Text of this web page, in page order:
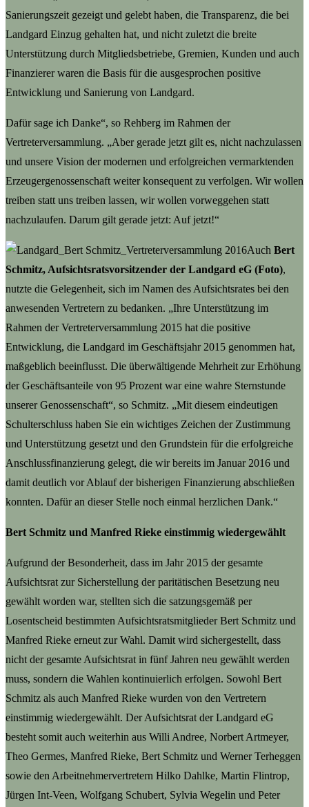
Sanierungszeit gezeigt und gelebt haben, die Transparenz, die bei
Landgard Einzug gehalten hat, und nicht zuletzt die breite
Unterstützung durch Mitgliedsbetriebe, Gremien, Kunden und auch
Finanzierer waren die Basis für die ausgesprochen positive
Entwicklung und Sanierung von Landgard.
Dafür sage ich Danke“, so Rehberg im Rahmen der
Vertreterversammlung. „Aber gerade jetzt gilt es, nicht nachzulassen
und unsere Vision der modernen und erfolgreichen vermarktenden
Erzeugergenossenschaft weiter konsequent zu verfolgen. Wir wollen
treiben statt uns treiben lassen, wir wollen vorweggehen statt
nachzulaufen. Darum gilt gerade jetzt: Auf jetzt!“
Auch Bert
Schmitz, Aufsichtsratsvorsitzender der Landgard eG (Foto),
nutzte die Gelegenheit, sich im Namen des Aufsichtsrates bei den
anwesenden Vertretern zu bedanken. „Ihre Unterstützung im
Rahmen der Vertreterversammlung 2015 hat die positive
Entwicklung, die Landgard im Geschäftsjahr 2015 genommen hat,
maßgeblich beeinflusst. Die überwältigende Mehrheit zur Erhöhung
der Geschäftsanteile von 95 Prozent war eine wahre Sternstunde
unserer Genossenschaft“, so Schmitz. „Mit diesem eindeutigen
Schulterschluss haben Sie ein wichtiges Zeichen der Zustimmung
und Unterstützung gesetzt und den Grundstein für die erfolgreiche
Anschlussfinanzierung gelegt, die wir bereits im Januar 2016 und
damit deutlich vor Ablauf der bisherigen Finanzierung abschließen
konnten. Dafür an dieser Stelle noch einmal herzlichen Dank.“
Bert Schmitz und Manfred Rieke einstimmig wiedergewählt
Aufgrund der Besonderheit, dass im Jahr 2015 der gesamte
Aufsichtsrat zur Sicherstellung der paritätischen Besetzung neu
gewählt worden war, stellten sich die satzungsgemäß per
Losentscheid bestimmten Aufsichtsratsmitglieder Bert Schmitz und
Manfred Rieke erneut zur Wahl. Damit wird sichergestellt, dass
nicht der gesamte Aufsichtsrat in fünf Jahren neu gewählt werden
muss, sondern die Wahlen kontinuierlich erfolgen. Sowohl Bert
Schmitz als auch Manfred Rieke wurden von den Vertretern
einstimmig wiedergewählt. Der Aufsichtsrat der Landgard eG
besteht somit auch weiterhin aus Willi Andree, Norbert Artmeyer,
Theo Germes, Manfred Rieke, Bert Schmitz und Werner Terheggen
sowie den Arbeitnehmervertretern Hilko Dahlke, Martin Flintrop,
Jürgen Int-Veen, Wolfgang Schubert, Sylvia Wegelin und Peter